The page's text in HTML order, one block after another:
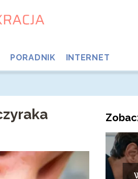
PORADNIK INTERNET